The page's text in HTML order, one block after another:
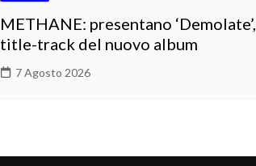
METHANE: presentano ‘Demolate’,
title-track del nuovo album
7 Agosto 2026